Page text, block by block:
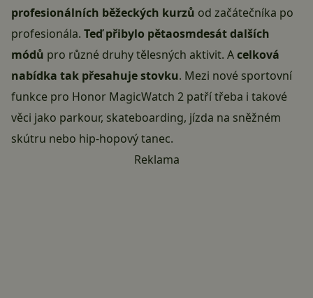
profesionálních běžeckých kurzů od začátečníka po
profesionála. Teď přibylo pětaosmdesát dalších
módů pro různé druhy tělesných aktivit. Acelková
nabídka tak přesahuje stovku. Mezi nové sportovní
funkce pro Honor MagicWatch 2 patří třeba i takové
věci jako parkour, skateboarding, jízda na sněžném
skútru nebo hip-hopový tanec.
Reklama